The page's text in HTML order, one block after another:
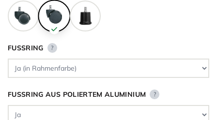
FUSSRING ?
FUSSRING AUS POLIERTEM ALUMINIUM ?